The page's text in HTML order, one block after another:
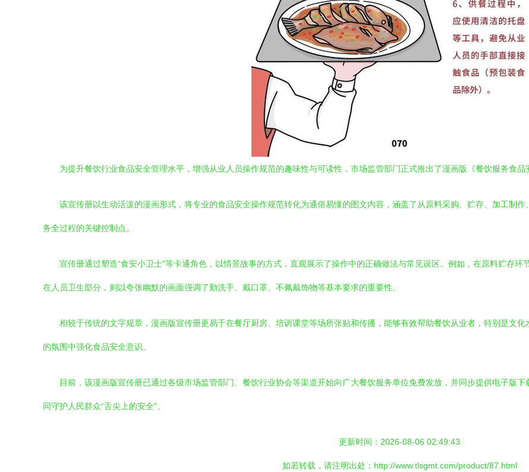
为提升餐饮行业食品安全管理水平，增强从业人员操作规范的趣味性与可读性，市场监管部门正式推出了漫画版《餐饮服务食品
该宣传册以生动活泼的漫画形式，将专业的食品安全操作规范转化为通俗易懂的图文内容，涵盖了从原料采购、贮存、加工制
务全过程的关键控制点。
宣传册通过塑造“食安小卫士”等卡通角色，以情景故事的方式，直观展示了操作中的正确做法与常见误区。例如，在原料贮存环
在人员卫生部分，则以夸张幽默的画面强调了勤洗手、戴口罩、不佩戴饰物等基本要求的重要性。
相较于传统的文字规章，漫画版宣传册更易于在餐厅厨房、培训课堂等场所张贴和传播，能够有效帮助餐饮从业者，特别是文
的氛围中强化食品安全意识。
目前，该漫画版宣传册已通过各级市场监管部门、餐饮行业协会等渠道开始向广大餐饮服务单位免费发放，并同步提供电子版
同守护人民群众“舌尖上的安全”。
更新时间：2026-08-06 02:49:43
如若转载，请注明出处：http://www.tlsgmt.com/product/87.html